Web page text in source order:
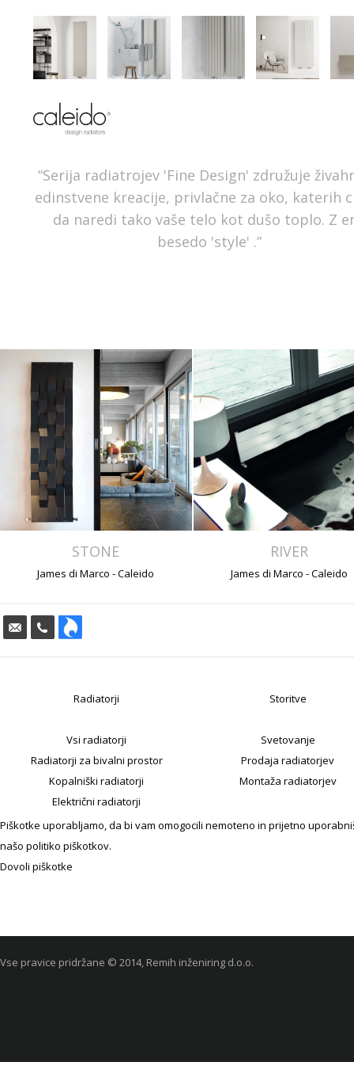
“Serija radiatrojev 'Fine Design' združuje
edinstvene kreacije, privlačne za oko, katerih
da naredi tako vaše telo kot dušo toplo. Z
besedo 'style' .”
STONE
James di Marco - Caleido
RIVER
James di Marco - Caleido
Radiatorji
Vsi radiatorji
Radiatorji za bivalni prostor
Kopalniški radiatorji
Električni radiatorji
Storitve
Svetovanje
Prodaja radiatorjev
Montaža radiatorjev
Piškotke uporabljamo, da bi vam omogocili nemoteno in prijetno
našo politiko piškotkov.
Dovoli piškotke
Vse pravice pridržane © 2014, Remih inženiring d.o.o.